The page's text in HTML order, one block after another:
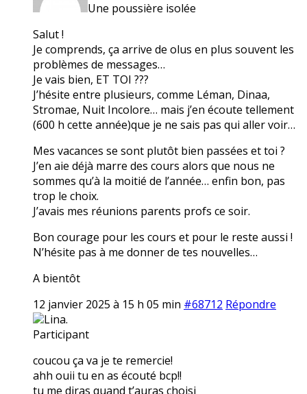
Une poussière isolée
Salut !
Je comprends, ça arrive de olus en plus souvent les
problèmes de messages…
Je vais bien, ET TOI ???
J’hésite entre plusieurs, comme Léman, Dinaa,
Stromae, Nuit Incolore… mais j’en écoute tellement
(600 h cette année)que je ne sais pas qui aller voir…
Mes vacances se sont plutôt bien passées et toi ?
J’en aie déjà marre des cours alors que nous ne
sommes qu’à la moitié de l’année… enfin bon, pas
trop le choix.
J’avais mes réunions parents profs ce soir.
Bon courage pour les cours et pour le reste aussi !
N’hésite pas à me donner de tes nouvelles…
A bientôt
12 janvier 2025 à 15 h 05 min #68712 Répondre
Lina.
Participant
coucou ça va je te remercie!
ahh ouii tu en as écouté bcp!!
tu me diras quand t’auras choisi